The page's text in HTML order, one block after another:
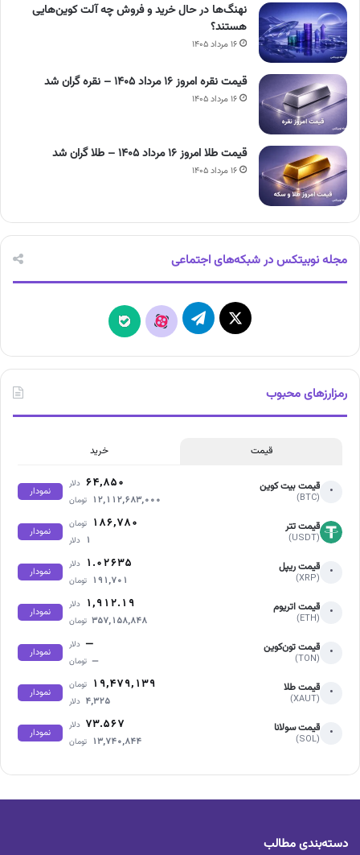
نهنگ‌ها در حال خرید و فروش چه آلت کوین‌هایی
هستند؟
۱۶ مرداد ۱۴۰۵
قیمت نقره امروز ۱۶ مرداد ۱۴۰۵ – نقره گران شد
۱۶ مرداد ۱۴۰۵
قیمت طلا امروز ۱۶ مرداد ۱۴۰۵ – طلا گران شد
۱۶ مرداد ۱۴۰۵
مجله نوبیتکس در شبکه‌های اجتماعی
X تلگرام آپارات بله
رمزارزهای محبوب
قیمت خرید
• قیمت بیت کوین
(BTC)
۶۴,۸۵۰ دلار
۱۲,۱۱۲,۶۸۳,۰۰۰ تومان
نمودار
قیمت تتر
(USDT)
۱۸۶,۷۸۰ تومان
۱ دلار
نمودار
• قیمت ریپل
(XRP)
۱.۰۲۶۳۵ دلار
۱۹۱,۷۰۱ تومان
نمودار
• قیمت اتریوم
(ETH)
۱,۹۱۲.۱۹ دلار
۳۵۷,۱۵۸,۸۴۸ تومان
نمودار
• قیمت تون‌کوین
(TON)
— دلار
— تومان
نمودار
• قیمت طلا
(XAUT)
۱۹,۴۷۹,۱۳۹ تومان
۴,۳۲۵ دلار
نمودار
• قیمت سولانا
(SOL)
۷۳.۵۶۷ دلار
۱۳,۷۴۰,۸۴۴ تومان
نمودار
دسته‌بندی مطالب